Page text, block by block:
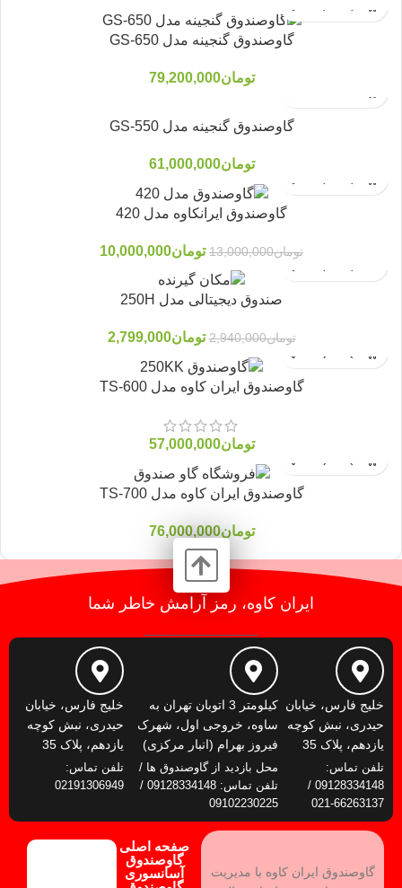
گاوصندوق گنجینه مدل GS-650
تومان79,200,000
گاوصندوق گنجینه مدل GS-550
تومان61,000,000
گاوصندوق ایرانکاوه مدل 420
تومان13,000,000 تومان10,000,000
ناموجود
صندوق دیجیتالی مدل 250H
تومان2,940,000 تومان2,799,000
گاوصندوق ایران کاوه مدل TS-600
تومان57,000,000
گاوصندوق ایران کاوه مدل TS-700
تومان76,000,000
ایران کاوه، رمز آرامش خاطر شما
خلیج فارس، خیابان
حیدری، نبش کوچه
یازدهم، پلاک 35
تلفن تماس:
09128334148 /
66263137-021
کیلومتر 3 اتوبان تهران به
ساوه، خروجی اول، شهرک
فیروز بهرام (انبار مرکزی)
محل بازدید از گاوصندوق ها /
تلفن تماس: 09128334148 /
09102230225
خلیج فارس، خیابان
حیدری، نبش کوچه
یازدهم، پلاک 35
تلفن تماس:
02191306949
گاوصندوق ایران کاوه با مدیریت
صفحه اصلی
گاوصندوق
آسانسوری